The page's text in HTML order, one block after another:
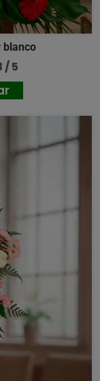
blanco
/ 5